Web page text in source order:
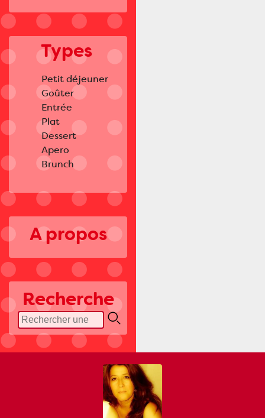
Types
Petit déjeuner
Goûter
Entrée
Plat
Dessert
Apero
Brunch
A propos
Recherche